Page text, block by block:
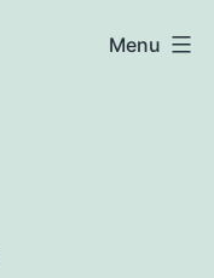
Menu